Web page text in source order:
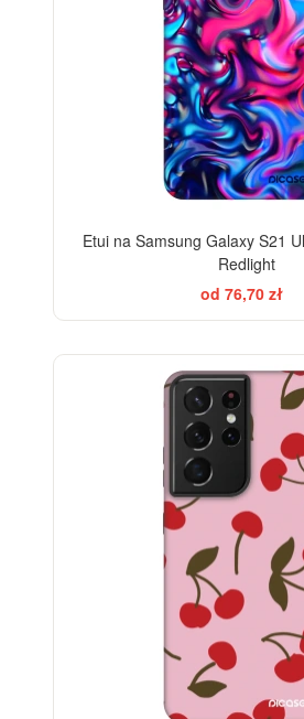
Etui na Samsung Galaxy S21
Redlight
od 76,70 zł